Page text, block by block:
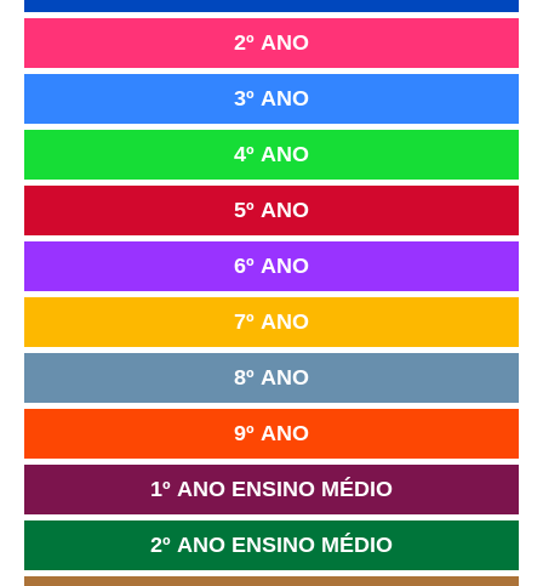
2º ANO
3º ANO
4º ANO
5º ANO
6º ANO
7º ANO
8º ANO
9º ANO
1º ANO ENSINO MÉDIO
2º ANO ENSINO MÉDIO